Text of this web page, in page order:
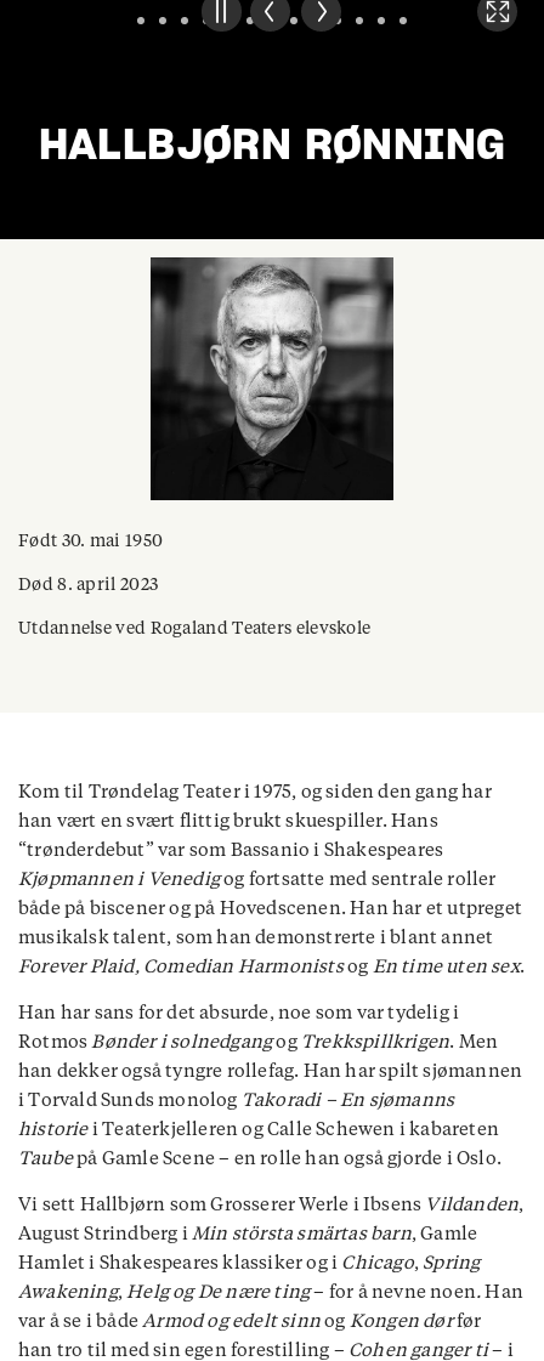
HALLBJØRN RØNNING
Født 30. mai 1950
Død 8. april 2023
Utdannelse ved Rogaland Teaters elevskole
Kom til Trøndelag Teater i 1975, og siden den gang har
han vært en svært flittig brukt skuespiller. Hans
“trønderdebut” var som Bassanio i Shakespeares
Kjøpmannen i Venedigog fortsatte med sentrale roller
både på biscener og på Hovedscenen. Han har et utpreget
musikalsk talent, som han demonstrerte i blant annet
Forever Plaid, Comedian Harmonistsog En time uten sex.
Han har sans for det absurde, noe som var tydelig i
Rotmos Bønder i solnedgangog Trekkspillkrigen. Men
han dekker også tyngre rollefag. Han har spilt sjømannen
i Torvald Sunds monolog Takoradi – En sjømanns
historiei Teaterkjelleren og Calle Schewen i kabareten
Taubepå Gamle Scene – en rolle han også gjorde i Oslo.
Vi sett Hallbjørn som Grosserer Werle i Ibsens Vildanden,
August Strindberg i Min största smärtas barn, Gamle
Hamlet i Shakespeares klassiker og i Chicago, Spring
Awakening, Helg og De nære ting– for å nevne noen. Han
var å se i både Armod og edelt sinn og Kongen dørfør
han tro til med sin egen forestilling – Cohen ganger ti– i